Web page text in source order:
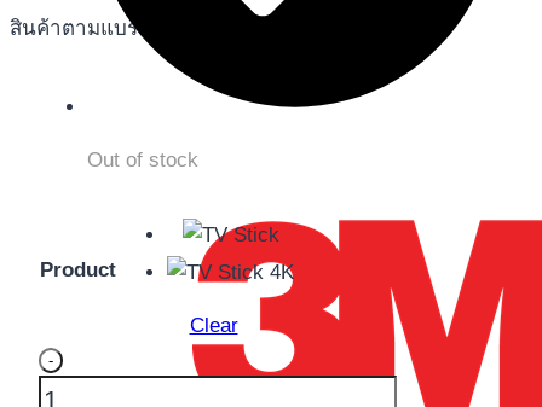
สินค้าตามแบรนด์
Out of stock
Product
Clear
Quantity
-